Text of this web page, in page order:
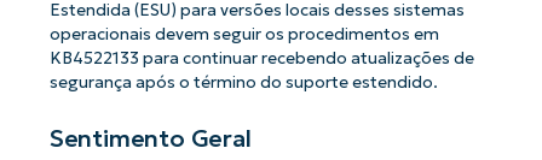
Estendida (ESU) para versões locais desses sistemas
operacionais devem seguir os procedimentos em
KB4522133 para continuar recebendo atualizações de
segurança após o término do suporte estendido.
Sentimento Geral